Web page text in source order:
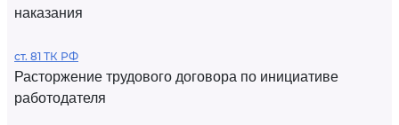
наказания
ст. 81 ТК РФ
Расторжение трудового договора по инициативе
работодателя